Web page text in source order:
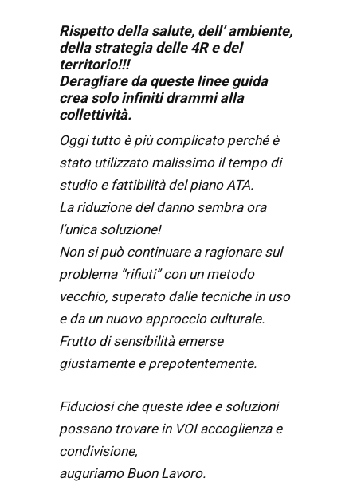
Rispetto della salute, dell’ ambiente,
della strategia delle 4R e del
territorio!!!
Deragliare da queste linee guida
crea solo infiniti drammi alla
collettività.
Oggi tutto è più complicato perché è
stato utilizzato malissimo il tempo di
studio e fattibilità del piano ATA.
La riduzione del danno sembra ora
l’unica soluzione!
Non si può continuare a ragionare sul
problema “rifiuti” con un metodo
vecchio, superato dalle tecniche in uso
e da un nuovo approccio culturale.
Frutto di sensibilità emerse
giustamente e prepotentemente.
Fiduciosi che queste idee e soluzioni
possano trovare in VOI accoglienza e
condivisione,
auguriamo Buon Lavoro.